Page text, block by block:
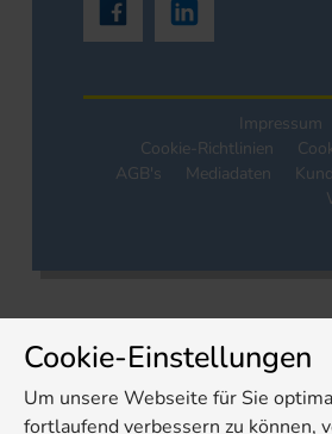
Impressum
Cookie-Richtlinien
AGB's
Mediadaten
Cookie-Einstellungen
Um unsere Webseite für Sie
fortlaufend verbessern zu können,